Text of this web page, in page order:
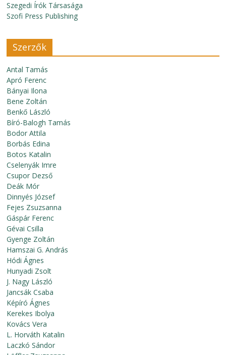
Szegedi Írók Társasága
Szofi Press Publishing
Szerzők
Antal Tamás
Apró Ferenc
Bányai Ilona
Bene Zoltán
Benkő László
Bíró-Balogh Tamás
Bodor Attila
Borbás Edina
Botos Katalin
Cselenyák Imre
Csupor Dezső
Deák Mór
Dinnyés József
Fejes Zsuzsanna
Gáspár Ferenc
Gévai Csilla
Gyenge Zoltán
Hamszai G. András
Hódi Ágnes
Hunyadi Zsolt
J. Nagy László
Jancsák Csaba
Képíró Ágnes
Kerekes Ibolya
Kovács Vera
L. Horváth Katalin
Laczkó Sándor